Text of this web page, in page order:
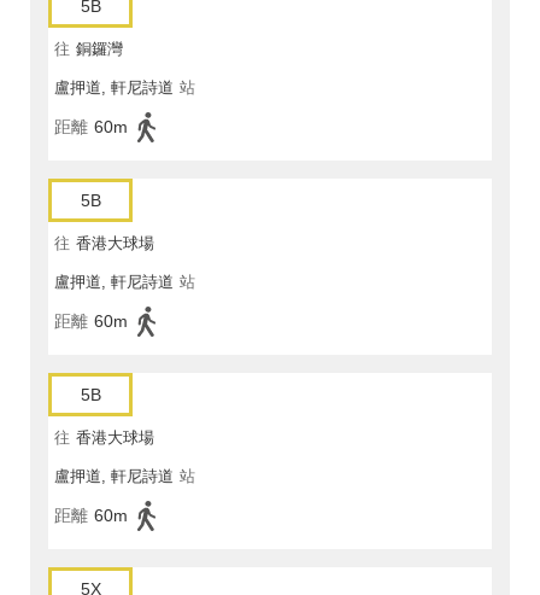
5B
往 銅鑼灣
盧押道, 軒尼詩道 站
距離 60m
5B
往 香港大球場
盧押道, 軒尼詩道 站
距離 60m
5B
往 香港大球場
盧押道, 軒尼詩道 站
距離 60m
5X